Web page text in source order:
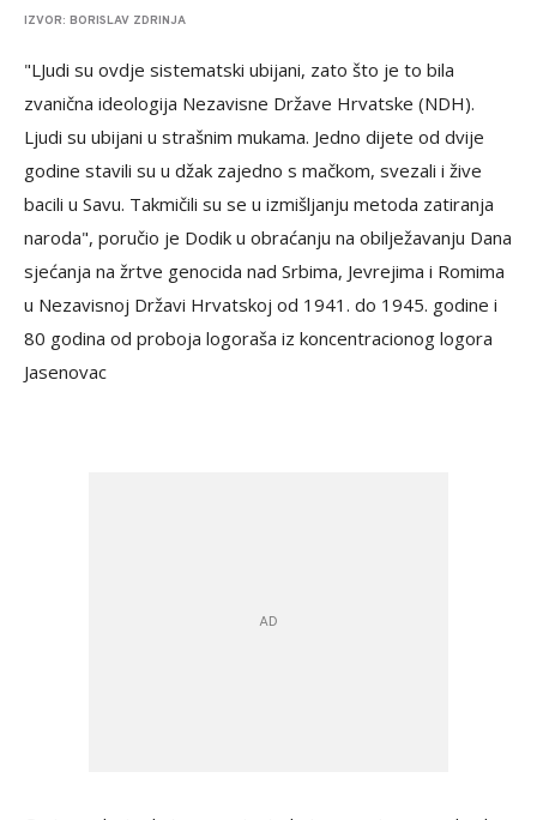
IZVOR: BORISLAV ZDRINJA
"LJudi su ovdje sistematski ubijani, zato što je to bila
zvanična ideologija Nezavisne Države Hrvatske (NDH).
Ljudi su ubijani u strašnim mukama. Jedno dijete od dvije
godine stavili su u džak zajedno s mačkom, svezali i žive
bacili u Savu. Takmičili su se u izmišljanju metoda zatiranja
naroda", poručio je Dodik u obraćanju na obilježavanju Dana
sjećanja na žrtve genocida nad Srbima, Jevrejima i Romima
u Nezavisnoj Državi Hrvatskoj od 1941. do 1945. godine i
80 godina od proboja logoraša iz koncentracionog logora
Jasenovac